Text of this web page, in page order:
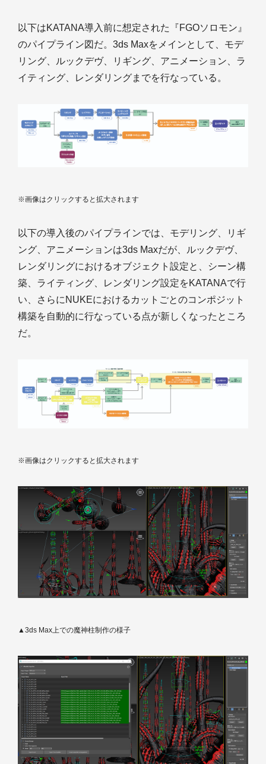
以下はKATANA導入前に想定された『FGOソロモン』
のパイプライン図だ。3ds Maxをメインとして、モデ
リング、ルックデヴ、リギング、アニメーション、ラ
イティング、レンダリングまでを行なっている。
※画像はクリックすると拡大されます
以下の導入後のパイプラインでは、モデリング、リギ
ング、アニメーションは3ds Maxだが、ルックデヴ、
レンダリングにおけるオブジェクト設定と、シーン構
築、ライティング、レンダリング設定をKATANAで行
い、さらにNUKEにおけるカットごとのコンポジット
構築を自動的に行なっている点が新しくなったところ
だ。
※画像はクリックすると拡大されます
▲3ds Max上での魔神柱制作の様子